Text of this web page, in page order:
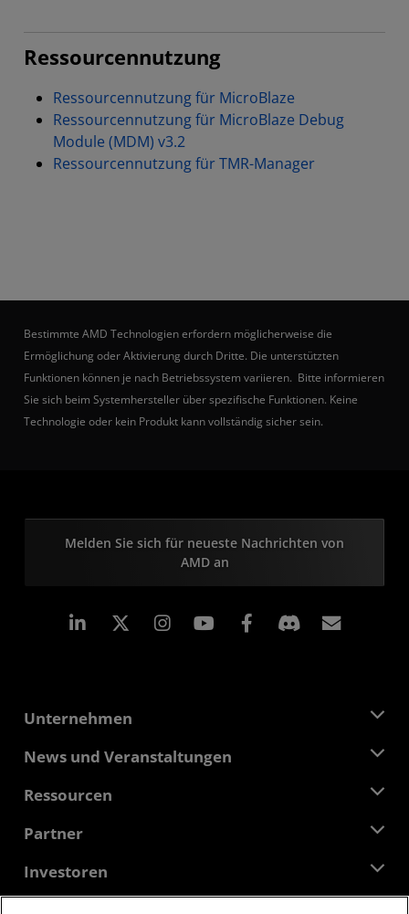
Ressourcennutzung
Ressourcennutzung für MicroBlaze
Ressourcennutzung für MicroBlaze Debug
Module (MDM) v3.2
Ressourcennutzung für TMR-Manager
Bestimmte AMD Technologien erfordern möglicherweise die
Ermöglichung oder Aktivierung durch Dritte. Die unterstützten
Funktionen können je nach Betriebssystem variieren. Bitte informieren
Sie sich beim Systemhersteller über spezifische Funktionen. Keine
Technologie oder kein Produkt kann vollständig sicher sein.
Melden Sie sich für neueste Nachrichten von
AMD an
LinkedIn Instagram Facebook
Unternehmen
Über AMD
Verantwortung
Kontakt
News und Veranstaltungen
Pressebereich
Mediathek
Ressourcen
Developer Central
Fallstudien
Online-Seminare
Partner
AMD Partner Hub
Autorisierte Händler
Investoren